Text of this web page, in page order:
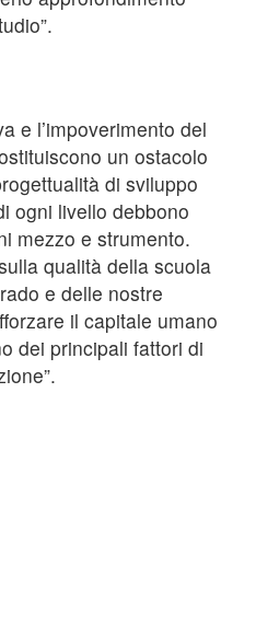
e l’impoverimento del
un ostacolo
di sviluppo
ogni livello debbono
mezzo e strumento.
qualità della scuola
e delle nostre
il capitale umano
dei principali fattori di